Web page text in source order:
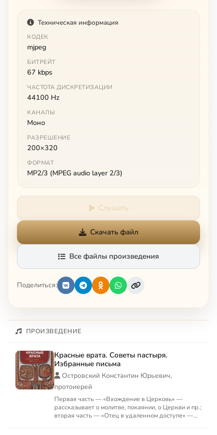
Техническая информация
КОДЕК
mjpeg
БИТРЕЙТ
67 kbps
ЧАСТОТА ДИСКРЕТИЗАЦИИ
44100 Hz
КАНАЛЫ
Моно
РАЗРЕШЕНИЕ
200×320
ФОРМАТ
MP2/3 (MPEG audio layer 2/3)
Слушать
Скачать файл
Все файлы произведения
Поделиться:
ПРОИЗВЕДЕНИЕ
Красные врата. Советы пастыря.
Избранные письма
Островский Константин Юрьевич,
протоиерей
Первая часть — «Вхождение в Церковь» —
рассказывает о молитве, покаянии, о Церкви и пр.;
вторая часть — «Отец в удаленном доступе» —